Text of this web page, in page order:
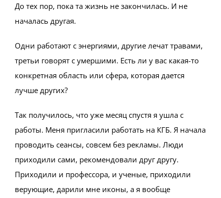
До тех пор, пока та жизнь не закончилась. И не
началась другая.
Одни работают с энергиями, другие лечат травами,
третьи говорят с умершими. Есть ли у вас какая-то
конкретная область или сфера, которая дается
лучше других?
Так получилось, что уже месяц спустя я ушла с
работы. Меня пригласили работать на КГБ. Я начала
проводить сеансы, совсем без рекламы. Люди
приходили сами, рекомендовали друг другу.
Приходили и профессора, и ученые, приходили
верующие, дарили мне иконы, а я вообще